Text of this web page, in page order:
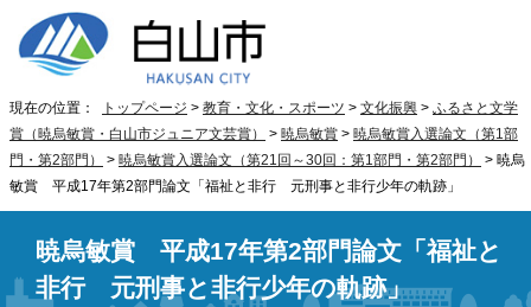
現在の位置： トップページ > 教育・文化・スポーツ > 文化振興 > ふるさと文学
賞（暁烏敏賞・白山市ジュニア文芸賞）
> 暁烏敏賞 > 暁烏敏賞入選論文（第1部
門・第2部門）
> 暁烏敏賞入選論文（第21回～30回：第1部門・第2部門）
> 暁烏
敏賞 平成17年第2部門論文「福祉と非行 元刑事と非行少年の軌跡」
暁烏敏賞 平成17年第2部門論文「福祉と
非行 元刑事と非行少年の軌跡」